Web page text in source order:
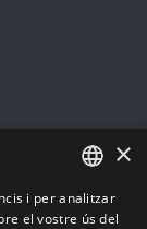
SPANISH
×
i per analitzar
el vostre ús del